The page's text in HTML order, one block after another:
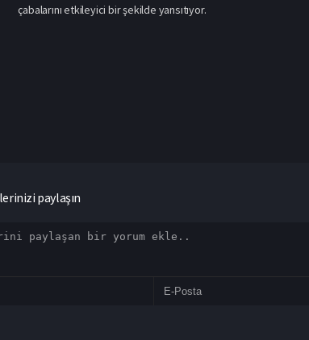
çabalarını etkileyici bir şekilde yansıtıyor.
paylaşın